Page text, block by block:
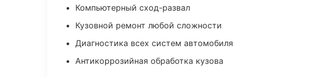
Компьютерный сход-развал
Кузовной ремонт любой сложности
Диагностика всех систем автомобиля
Антикоррозийная обработка кузова